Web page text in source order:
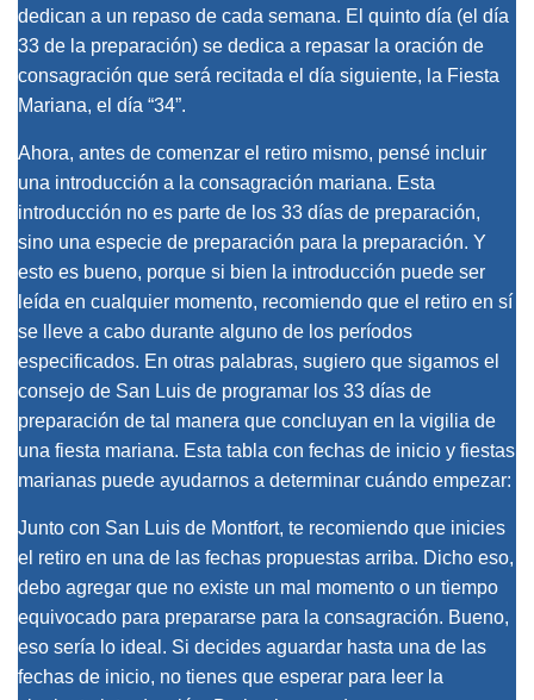
dedican a un repaso de cada semana. El quinto día (el día
33 de la preparación) se dedica a repasar la oración de
consagración que será recitada el día siguiente, la Fiesta
Mariana, el día “34”.
Ahora, antes de comenzar el retiro mismo, pensé incluir
una introducción a la consagración mariana. Esta
introducción no es parte de los 33 días de preparación,
sino una especie de preparación para la preparación. Y
esto es bueno, porque si bien la introducción puede ser
leída en cualquier momento, recomiendo que el retiro en sí
se lleve a cabo durante alguno de los períodos
especificados. En otras palabras, sugiero que sigamos el
consejo de San Luis de programar los 33 días de
preparación de tal manera que concluyan en la vigilia de
una fiesta mariana. Esta tabla con fechas de inicio y fiestas
marianas puede ayudarnos a determinar cuándo empezar:
Junto con San Luis de Montfort, te recomiendo que inicies
el retiro en una de las fechas propuestas arriba. Dicho eso,
debo agregar que no existe un mal momento o un tiempo
equivocado para prepararse para la consagración. Bueno,
eso sería lo ideal. Si decides aguardar hasta una de las
fechas de inicio, no tienes que esperar para leer la